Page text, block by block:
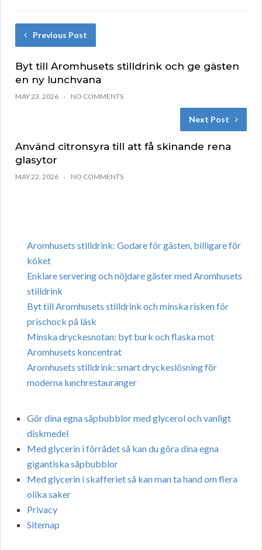
Previous Post
Byt till Aromhusets stilldrink och ge gästen
en ny lunchvana
MAY 23, 2026 NO COMMENTS
Next Post
Använd citronsyra till att få skinande rena
glasytor
MAY 22, 2026 NO COMMENTS
Aromhusets stilldrink: Godare för gästen, billigare för
köket
Enklare servering och nöjdare gäster med Aromhusets
stilldrink
Byt till Aromhusets stilldrink och minska risken för
prischock på läsk
Minska dryckesnotan: byt burk och flaska mot
Aromhusets koncentrat
Aromhusets stilldrink: smart dryckeslösning för
moderna lunchrestauranger
Gör dina egna såpbubblor med glycerol och vanligt
diskmedel
Med glycerin i förrådet så kan du göra dina egna
gigantiska såpbubblor
Med glycerin i skafferiet så kan man ta hand om flera
olika saker
Privacy
Sitemap